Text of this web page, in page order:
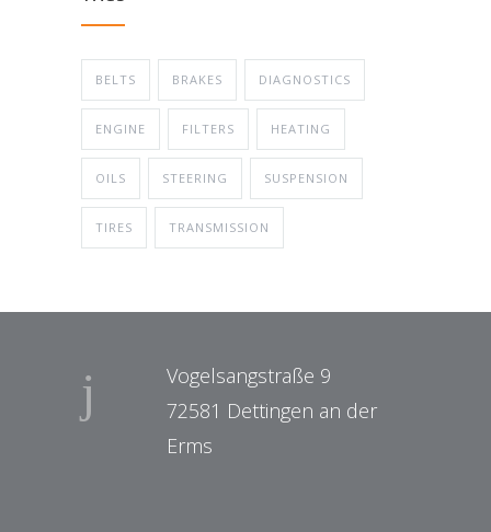
BELTS BRAKES DIAGNOSTICS
ENGINE FILTERS HEATING
OILS STEERING SUSPENSION
TIRES TRANSMISSION
Vogelsangstraße 9
72581 Dettingen an der
Erms